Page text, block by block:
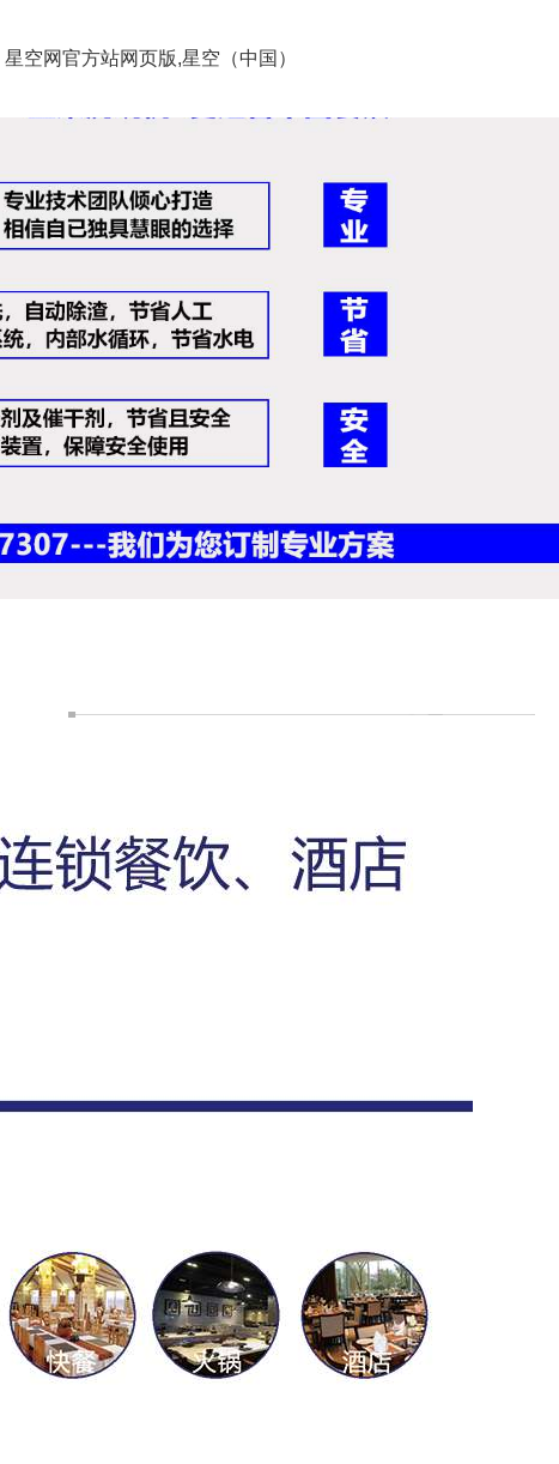
星空网官方站网页版,星空（中国）